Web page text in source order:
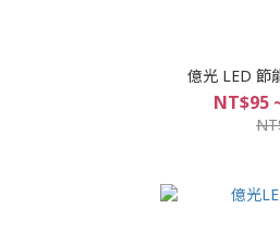
億光 LED 節
NT$95